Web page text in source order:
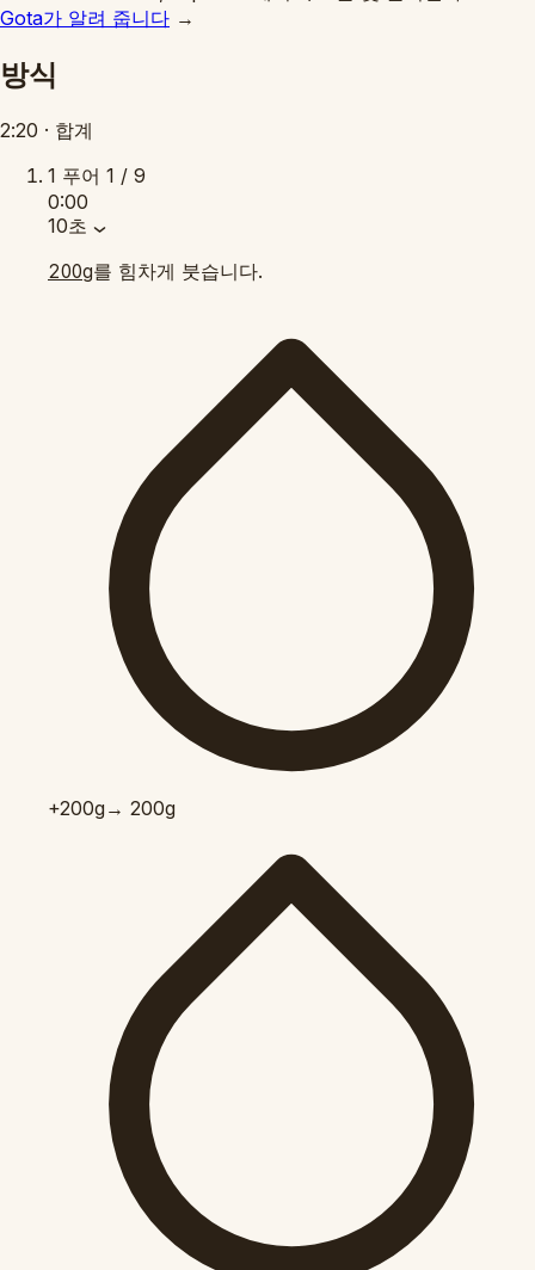
Gota가 알려 줍니다 →
방식
2:20 · 합계
1 푸어 1 / 9
0:00
10초
200g를 힘차게 붓습니다.
+200g→ 200g